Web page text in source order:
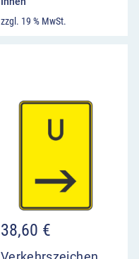
zzgl. 19 % MwSt.
38,60 €